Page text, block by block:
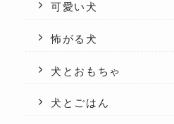
可愛い犬
怖がる犬
犬とおもちゃ
犬とごはん